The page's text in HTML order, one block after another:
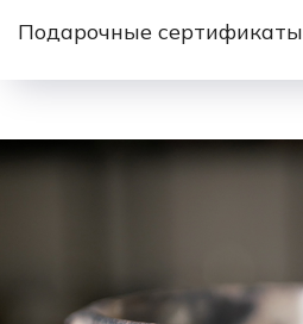
Подарочные сертификаты